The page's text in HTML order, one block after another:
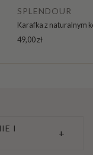
SPLENDOUR
Karafka z naturalnym
49,00 zł
I
+